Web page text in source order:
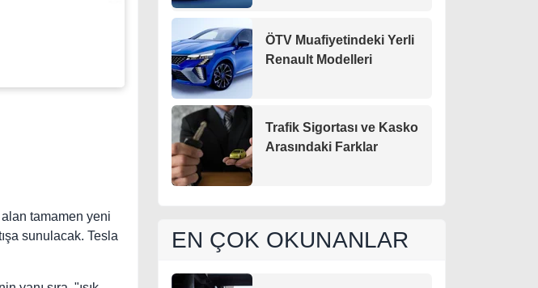
tamamen yeni
sunulacak. Tesla
ÖTV Muafiyetindeki Yerli
Renault Modelleri
Trafik Sigortası ve Kasko
Arasındaki Farklar
EN ÇOK OKUNANLAR